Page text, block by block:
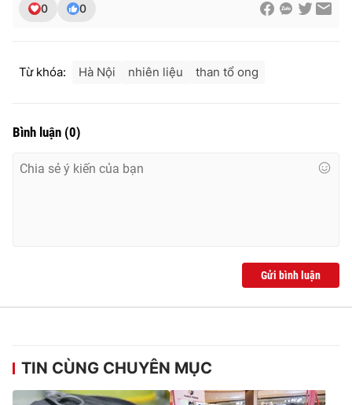
Tổng đài VTV:
024.38 355 931 - 024.38 355 932
Liên hệ quảng cáo:
024-7300.7108
0 0
Từ khóa: Hà Nội nhiên liệu than tổ ong
Bình luận (0)
Gửi bình luận
TIN CÙNG CHUYÊN MỤC